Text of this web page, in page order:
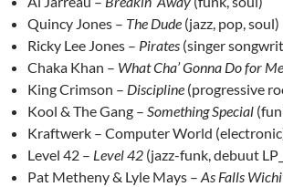
Quincy Jones – The Dude (jazz, pop, soul)
Ricky Lee Jones – Pirates (singer
Chaka Khan – What Cha’ Gonna Do for Me
King Crimson – Discipline (progressive
Kool & The Gang – Something Special
Kraftwerk – Computer World
Level 42 – Level 42 (jazz-funk, debuut LP_
Pat Metheny & Lyle Mays – As Falls